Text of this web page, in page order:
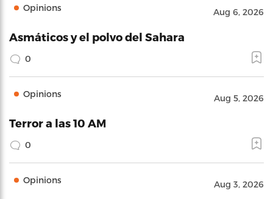
Opinions Aug 6, 2026
Asmáticos y el polvo del Sahara
0
Opinions Aug 5, 2026
Terror a las 10 AM
0
Opinions Aug 3, 2026